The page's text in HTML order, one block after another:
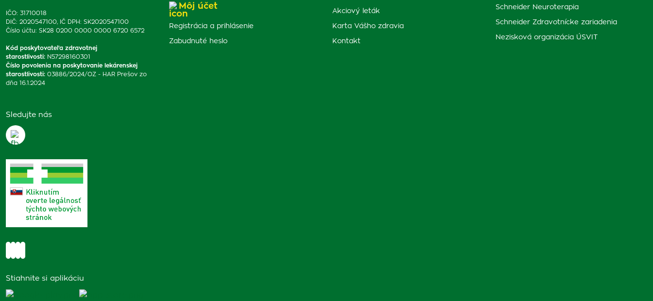
IČO: 31710018
DIČ: 2020547100, IČ DPH: SK2020547100
Číslo účtu: SK28 0200 0000 0000 6720 6572
Kód poskytovateľa zdravotnej
starostlivosti: N57298160301
Číslo povolenia na poskytovanie lekárenskej
starostlivosti: 03886/2024/OZ - HAR Prešov zo
dňa 16.1.2024
Sledujte nás
Stiahnite si aplikáciu
Môj účet
Registrácia a prihlásenie
Zabudnuté heslo
Akciový leták
Karta Vášho zdravia
Kontakt
Schneider Neuroterapia
Schneider Zdravotnícke zariadenia
Nezisková organizácia ÚSVIT